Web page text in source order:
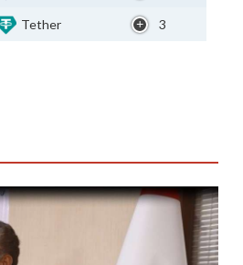
3
Tether